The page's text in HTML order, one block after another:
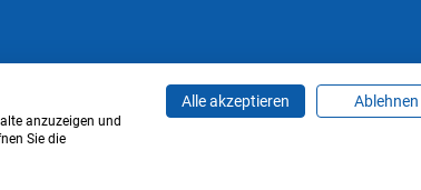
Impressum
Cookie-Einstellungen ändern
anzuzeigen und
Sie die
Alle akzeptieren Ablehnen